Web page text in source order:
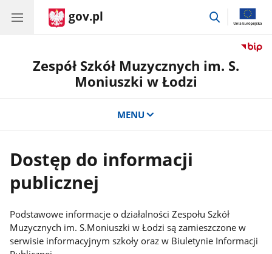
gov.pl
przejdź
Zespół Szkół Muzycznych im. S.
Moniuszki w Łodzi
MENU
Dostęp do informacji
publicznej
Podstawowe informacje o działalności Zespołu Szkół
Muzycznych im. S.Moniuszki w Łodzi są zamieszczone w
serwisie informacyjnym szkoły oraz w Biuletynie Informacji